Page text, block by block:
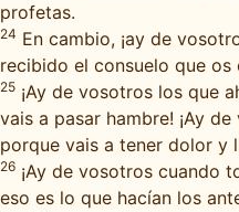
profetas.
24 En cambio, ¡ay de
recibido el consuelo que os
25 ¡Ay de vosotros los que
vais a pasar hambre! ¡Ay
porque vais a tener dolor y
26 ¡Ay de vosotros cuando
eso es lo que hacían los